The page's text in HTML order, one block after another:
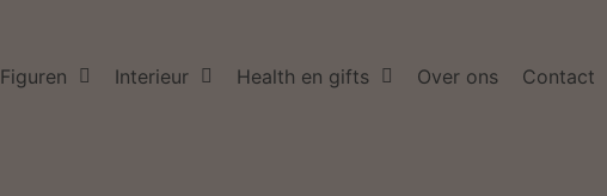
Figuren Interieur Health en gifts Over ons Contact